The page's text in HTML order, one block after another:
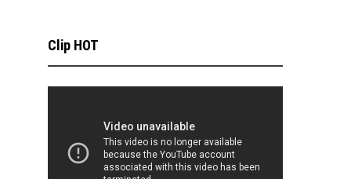
Clip HOT